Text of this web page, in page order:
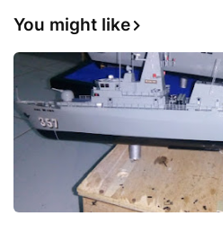
You might like